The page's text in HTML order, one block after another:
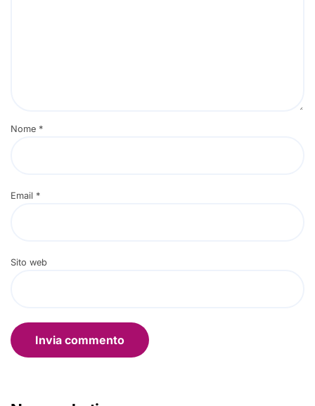
Nome *
Email *
Sito web